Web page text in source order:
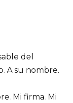
del
A su nombre.
Mi firma. Mi